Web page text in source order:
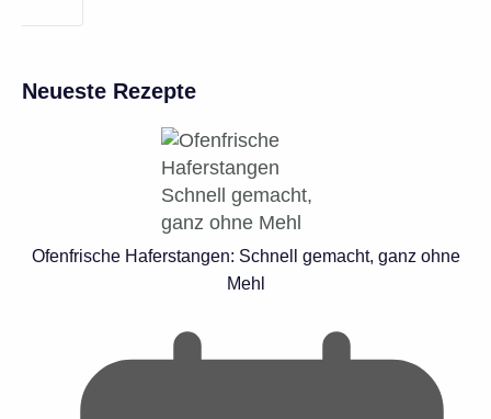
Neueste Rezepte
Ofenfrische Haferstangen: Schnell gemacht, ganz ohne
Mehl